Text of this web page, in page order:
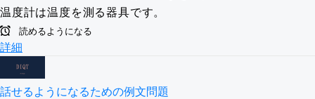
温度計は温度を測る器具です。
読めるようになる
詳細
話せるようになるための例文問題